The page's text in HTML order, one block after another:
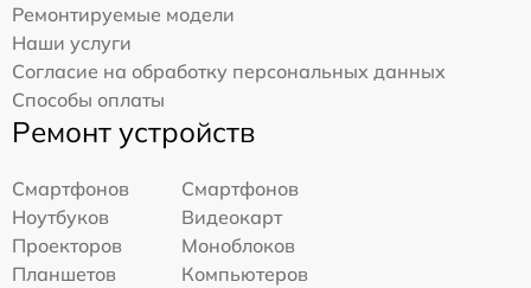
Ремонтируемые модели
Наши услуги
Согласие на обработку персональных данных
Способы оплаты
Ремонт устройств
Смартфонов
Смартфонов
Ноутбуков
Видеокарт
Проекторов
Моноблоков
Планшетов
Компьютеров